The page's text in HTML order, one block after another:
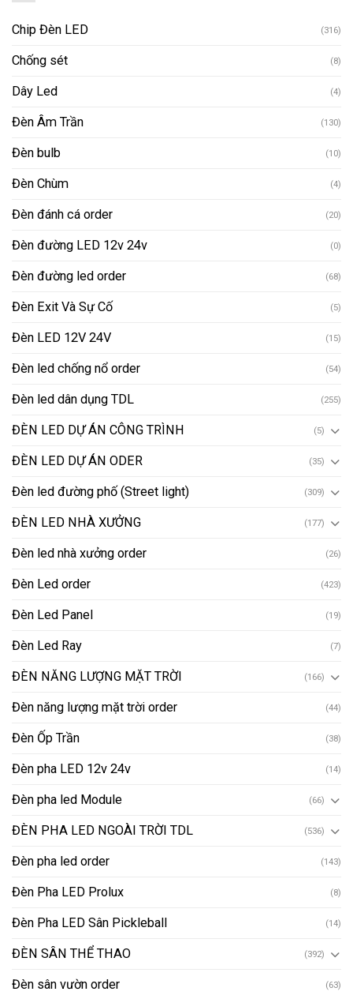
Chip Đèn LED (316)
Chống sét (8)
Dây Led (4)
Đèn Âm Trần (130)
Đèn bulb (10)
Đèn Chùm (4)
Đèn đánh cá order (20)
Đèn đường LED 12v 24v (0)
Đèn đường led order (68)
Đèn Exit Và Sự Cố (5)
Đèn LED 12V 24V (15)
Đèn led chống nổ order (54)
Đèn led dân dụng TDL (255)
ĐÈN LED DỰ ÁN CÔNG TRÌNH (5)
ĐÈN LED DỰ ÁN ODER (35)
Đèn led đường phố (Street light) (309)
ĐÈN LED NHÀ XƯỞNG (177)
Đèn led nhà xưởng order (26)
Đèn Led order (423)
Đèn Led Panel (19)
Đèn Led Ray (7)
ĐÈN NĂNG LƯỢNG MẶT TRỜI (166)
Đèn năng lượng mặt trời order (44)
Đèn Ốp Trần (38)
Đèn pha LED 12v 24v (14)
Đèn pha led Module (66)
ĐÈN PHA LED NGOÀI TRỜI TDL (536)
Đèn pha led order (143)
Đèn Pha LED Prolux (8)
Đèn Pha LED Sân Pickleball (14)
ĐÈN SÂN THỂ THAO (392)
Đèn sân vườn order (63)